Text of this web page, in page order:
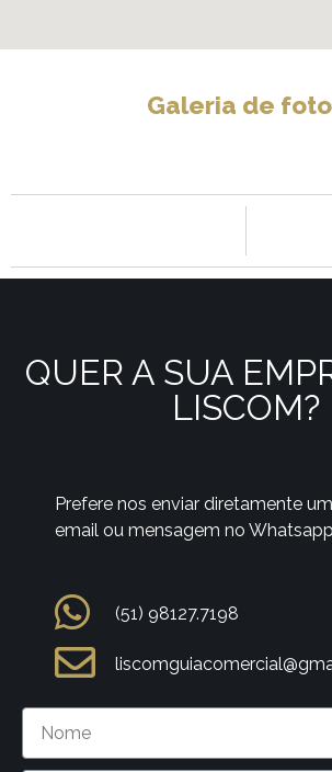
Galeria de
QUER A SUA
LISCOM?
Prefere nos enviar diretamente um
email ou mensagem no
(51) 98127.7198